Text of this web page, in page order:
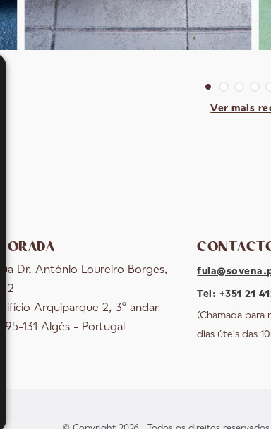
Ver mais
MORADA
Rua Dr. António Loureiro Borges,
nº 2
Edifício Arquiparque 2, 3º andar
1495-131 Algés - Portugal
Tel: +351 21
(Chamada para
dias úteis das